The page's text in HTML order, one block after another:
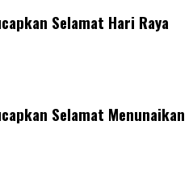
Selamat Hari Raya
Selamat Menunaikan